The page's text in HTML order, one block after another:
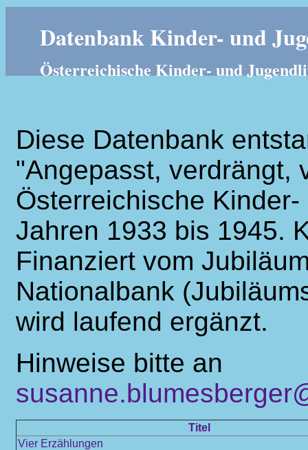
Datenbank Kinder- und
Österreichische Kinder- und
Diese Datenbank
"Angepasst, verdrängt,
Österreichische
Jahren 1933 bis 1945.
Finanziert vom
Nationalbank
wird laufend ergänzt.
Hinweise bitte an
Titel
Vier Erzählungen